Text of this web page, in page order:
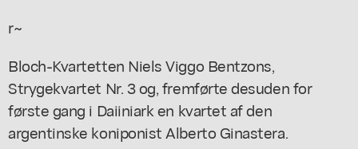
r~
Bloch-Kvartetten Niels Viggo Bentzons,
Strygekvartet Nr. 3 og, fremførte desuden for
første gang i Daiiniark en kvartet af den
argentinske koniponist Alberto Ginastera.